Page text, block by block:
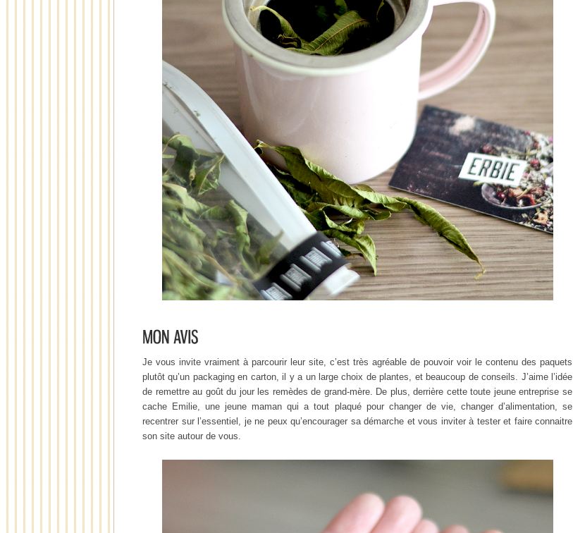
Je vous invite vraiment à parcourir leur site, c’est très agréable de pouvoir voir le contenu des paquets
plutôt qu’un packaging en carton, il y a un large choix de plantes, et beaucoup de conseils. J’aime l’idée
de remettre au goût du jour les remèdes de grand-mère. De plus, derrière cette toute jeune entreprise se
cache Emilie, une jeune maman qui a tout plaqué pour changer de vie, changer d’alimentation, se
recentrer sur l’essentiel, je ne peux qu’encourager sa démarche et vous inviter à tester et faire connaitre
son site autour de vous.